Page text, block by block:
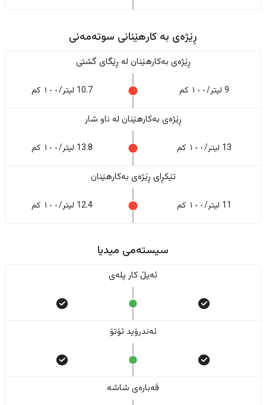
ڕێژەى به کارهێنانی سوتەمەنی
ڕێژەى بەکارهێنان له ڕێگای گشتی
9 لیتر/١٠٠ کم 10.7 لیتر/١٠٠ کم
ڕێژەى بەکارهێنان له ناو شار
13 لیتر/١٠٠ کم 13.8 لیتر/١٠٠ کم
تێکڕای ڕێژەى بەکارهێنان
11 لیتر/١٠٠ کم 12.4 لیتر/١٠٠ کم
سیستەمی میدیا
ئەپڵ کار پلەی
ئەندرۆید ئۆتۆ
قەبارەی شاشە